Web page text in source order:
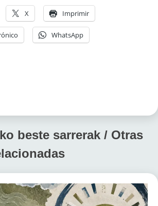
X Imprimir
WhatsApp
beste sarrerak / Otras